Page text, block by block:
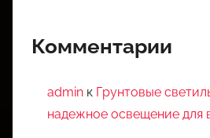
Комментарии
admin к Грунтовые
надежное освещение для